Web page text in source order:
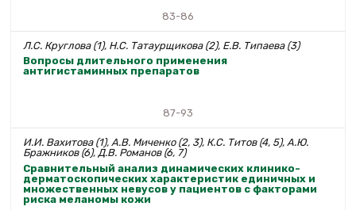
83-86
Л.С. Круглова (1), Н.С. Татаурщикова (2), Е.В. Типаева (3)
Вопросы длительного применения
антигистаминных препаратов
87-93
И.И. Вахитова (1), А.В. Миченко (2, 3), К.С. Титов (4, 5), А.Ю.
Бражников (6), Д.В. Романов (6, 7)
Сравнительный анализ динамических клинико-
дерматоскопических характеристик единичных и
множественных невусов у пациентов с факторами
риска меланомы кожи